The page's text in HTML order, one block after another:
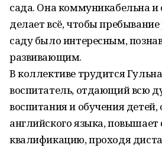
сада. Она коммуникабельна и
делает всё, чтобы
саду было интересным,
развивающим.
В коллективе трудится
воспитатель, отдающий всю
воспитания и обучения детей,
английского языка, повышает
квалификацию, проходя